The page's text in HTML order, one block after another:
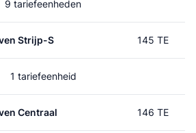
9 tariefeenheden
Strijp-S 145 TE
1 tariefeenheid
Centraal 146 TE